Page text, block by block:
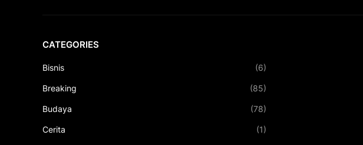
CATEGORIES
Bisnis (6)
Breaking (85)
Budaya (78)
Cerita (1)